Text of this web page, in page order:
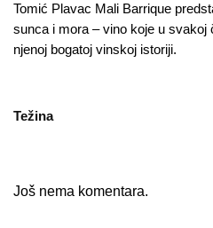
Tomić Plavac Mali Barrique
sunca i mora – vino koje u svakoj
njenoj bogatoj vinskoj istoriji.
Težina
Još nema komentara.